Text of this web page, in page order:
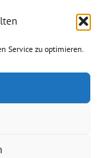
Service zu optimieren.
van Amerom |